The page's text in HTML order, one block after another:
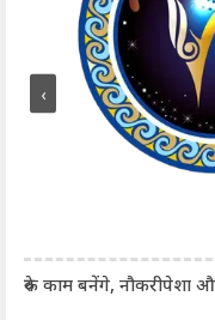
रुके काम बनेंगे, नौकरीपेशा
‹